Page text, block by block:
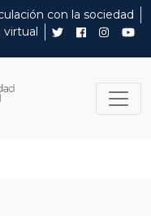
con la sociedad
virtual